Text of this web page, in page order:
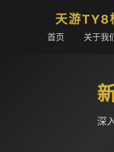
天游TY8
首页 关于我
深